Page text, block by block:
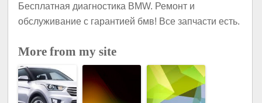
Бесплатная диагностика BMW. Ремонт и
обслуживание с гарантией бмв! Все запчасти есть.
More from my site